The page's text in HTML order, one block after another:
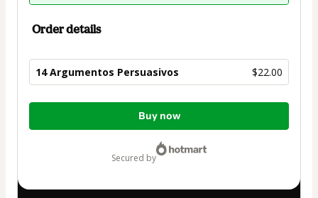
Order details
14 Argumentos Persuasivos $22.00
Total
Buy now
secured by